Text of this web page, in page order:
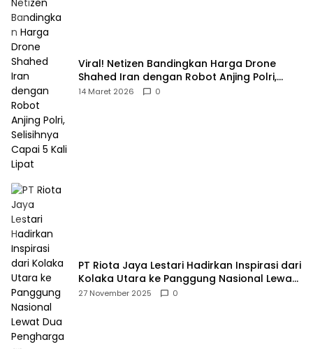
Viral! Netizen Bandingkan Harga Drone
Shahed Iran dengan Robot Anjing Polri,
Selisihnya Capai 5 Kali Lipat
14 Maret 2026 0
PT Riota Jaya Lestari Hadirkan Inspirasi dari
Kolaka Utara ke Panggung Nasional Lewat
Dua Penghargaan Bergengsi
27 November 2025 0